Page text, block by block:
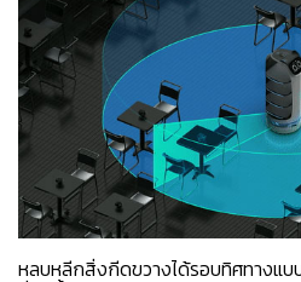
หลบหลีกสิ่งกีดขวางได้รอบทิศทางแ